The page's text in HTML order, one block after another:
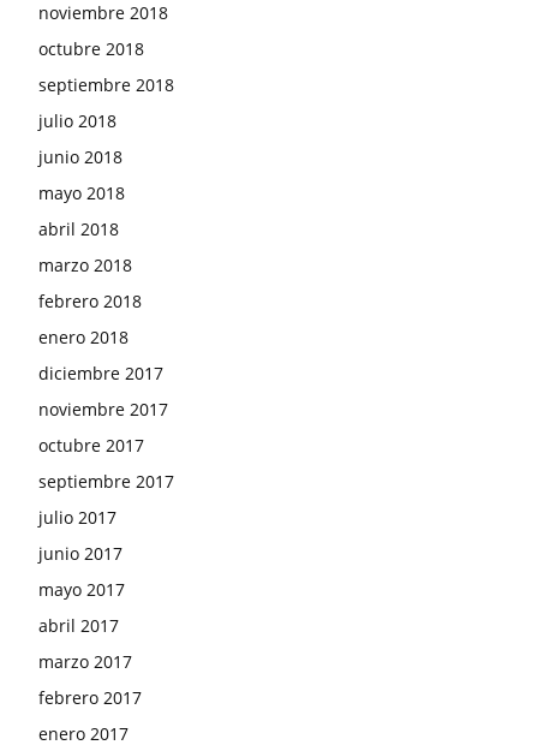
noviembre 2018
octubre 2018
septiembre 2018
julio 2018
junio 2018
mayo 2018
abril 2018
marzo 2018
febrero 2018
enero 2018
diciembre 2017
noviembre 2017
octubre 2017
septiembre 2017
julio 2017
junio 2017
mayo 2017
abril 2017
marzo 2017
febrero 2017
enero 2017